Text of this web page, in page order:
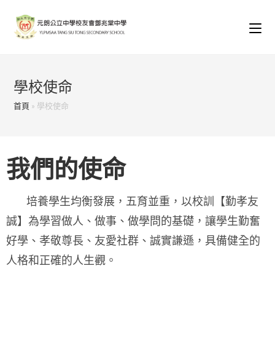
學校使命
首頁 » 學校使命
我們的使命
培養學生均衡發展，五育並重，以校訓【勤孝友
誠】為學習做人、做事、做學問的基礎，讓學生勤奮
好學、孝敬尊長、友愛社群、誠實謙遜，具備健全的
人格和正確的人生觀。